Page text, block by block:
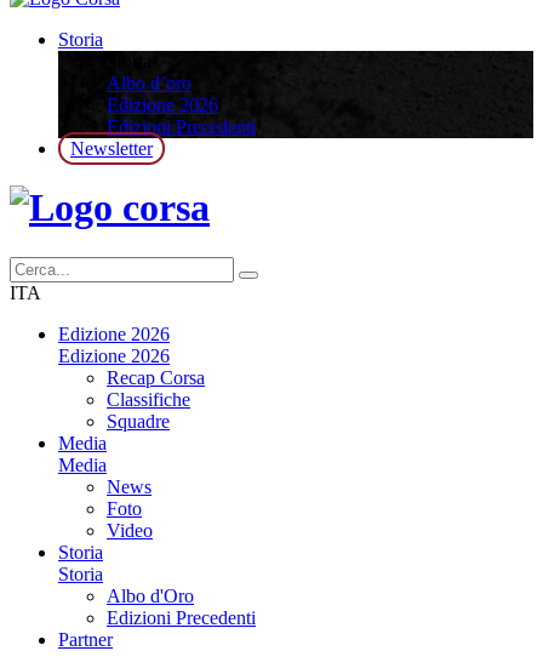
Storia
Albo d’oro
Edizione 2026
Edizioni Precedenti
Newsletter
ITA
Edizione 2026
Edizione 2026
Recap Corsa
Classifiche
Squadre
Media
Media
News
Foto
Video
Storia
Storia
Albo d'Oro
Edizioni Precedenti
Partner